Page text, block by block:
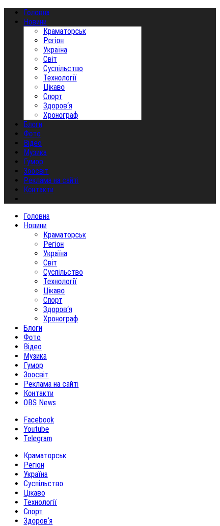
Головна
Новини
Краматорськ
Регіон
Україна
Світ
Суспільство
Технології
Цікаво
Спорт
Здоров‘я
Хронограф
Блоги
Фото
Відео
Музика
Гумор
Зоосвіт
Реклама на сайті
Контакти
Головна
Новини
Краматорськ
Регіон
Україна
Світ
Суспільство
Технології
Цікаво
Спорт
Здоров‘я
Хронограф
Блоги
Фото
Відео
Музика
Гумор
Зоосвіт
Реклама на сайті
Контакти
OBS News
Facebook
Youtube
Telegram
Краматорськ
Регіон
Україна
Суспільство
Цікаво
Технології
Спорт
Здоров‘я